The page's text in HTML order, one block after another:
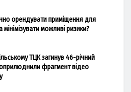
орендувати приміщення для
мінімізувати можливі ризики?
ТЦК загинув 46-річний
фрагмент відео